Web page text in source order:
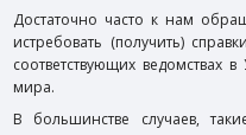
Достаточно часто к нам
истребовать (получить)
соответствующих ведомствах
мира.
В большинстве случаев,